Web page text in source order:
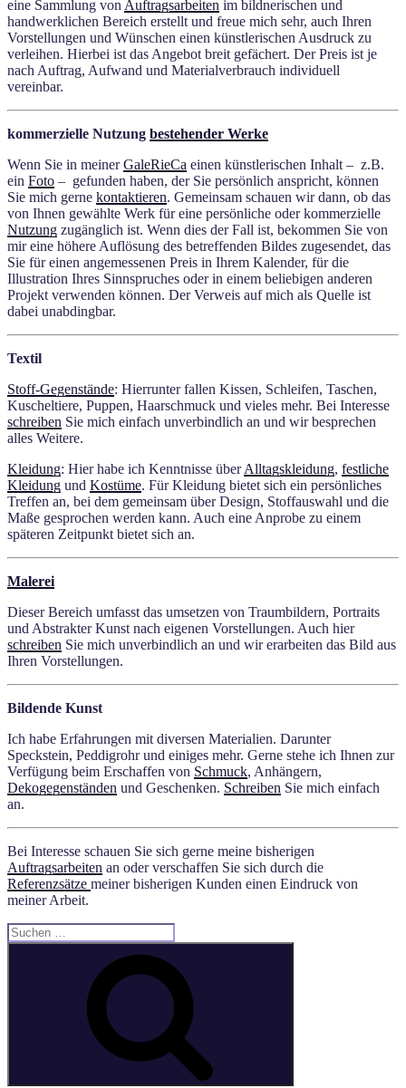
eine Sammlung von Auftragsarbeiten im bildnerischen und
handwerklichen Bereich erstellt und freue mich sehr, auch Ihren
Vorstellungen und Wünschen einen künstlerischen Ausdruck zu
verleihen. Hierbei ist das Angebot breit gefächert. Der Preis ist je
nach Auftrag, Aufwand und Materialverbrauch individuell
vereinbar.
kommerzielle Nutzung bestehender Werke
Wenn Sie in meinerGaleRieCa einen künstlerischen Inhalt – z.B.
ein Foto – gefunden haben, der Sie persönlich anspricht, können
Sie mich gerne kontaktieren. Gemeinsam schauen wir dann, ob das
von Ihnen gewählte Werk für eine persönliche oder kommerzielle
Nutzung zugänglich ist. Wenn dies der Fall ist, bekommen Sie von
mir eine höhere Auflösung des betreffenden Bildes zugesendet, das
Sie für einen angemessenen Preis in Ihrem Kalender, für die
Illustration Ihres Sinnspruches oder in einem beliebigen anderen
Projekt verwenden können. Der Verweis auf mich als Quelle ist
dabei unabdingbar.
Textil
Stoff-Gegenstände: Hierrunter fallen Kissen, Schleifen, Taschen,
Kuscheltiere, Puppen, Haarschmuck und vieles mehr. Bei Interesse
schreiben Sie mich einfach unverbindlich an und wir besprechen
alles Weitere.
Kleidung: Hier habe ich Kenntnisse überAlltagskleidung, festliche
Kleidung und Kostüme. Für Kleidung bietet sich ein persönliches
Treffen an, bei dem gemeinsam über Design, Stoffauswahl und die
Maße gesprochen werden kann. Auch eine Anprobe zu einem
späteren Zeitpunkt bietet sich an.
Malerei
Dieser Bereich umfasst das umsetzen von Traumbildern, Portraits
und Abstrakter Kunst nach eigenen Vorstellungen. Auch hier
schreiben Sie mich unverbindlich an und wir erarbeiten das Bild aus
Ihren Vorstellungen.
Bildende Kunst
Ich habe Erfahrungen mit diversen Materialien. Darunter
Speckstein, Peddigrohr und einiges mehr. Gerne stehe ich Ihnen zur
Verfügung beim Erschaffen von Schmuck, Anhängern,
Dekogegenständen und Geschenken. Schreiben Sie mich einfach
an.
Bei Interesse schauen Sie sich gerne meine bisherigen
Auftragsarbeiten an oder verschaffen Sie sich durch die
Referenzsätze meiner bisherigen Kunden einen Eindruck von
meiner Arbeit.
Suche
nach: